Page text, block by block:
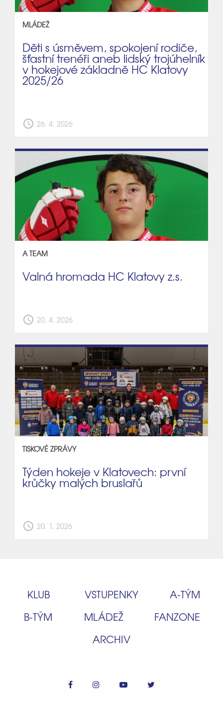
MLÁDEŽ
Děti s úsměvem, spokojení rodiče,
šťastní trenéři aneb lidský trojúhelník
v hokejové základně HC Klatovy
2025/26
schedule 26. 4. 2026
A TEAM
Valná hromada HC Klatovy z.s.
schedule 20. 4. 2026
TISKOVÉ ZPRÁVY
Týden hokeje v Klatovech: první
krůčky malých bruslařů
schedule 20. 1. 2026
KLUB VSTUPENKY
A‑TÝM
B‑TÝM
MLÁDEŽ
FANZONE
ARCHIV